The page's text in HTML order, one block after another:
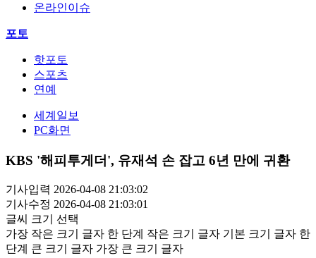
온라인이슈
포토
핫포토
스포츠
연예
세계일보
PC화면
KBS '해피투게더', 유재석 손 잡고 6년 만에 귀환
기사입력 2026-04-08 21:03:02
기사수정 2026-04-08 21:03:01
글씨 크기 선택
가장 작은 크기 글자 한 단계 작은 크기 글자 기본 크기 글자 한
단계 큰 크기 글자 가장 큰 크기 글자